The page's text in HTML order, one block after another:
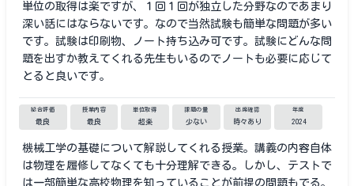
単位の取得は楽ですが、１回１回が独立した分野なのであまり
深い話にはならないです。なので当然試験も簡単な問題が多い
です。試験は印刷物、ノート持ち込み可です。試験にどんな問
題を出すか教えてくれる先生もいるのでノートも必要に応じて
とると良いです。
総合評価
最良
授業内容
最良
単位取得
超楽
課題の量
少ない
出席確認
時々あり
年度
2024
機械工学の基礎について解説してくれる授業。講義の内容自体
は物理を履修してなくても十分理解できる。しかし、テストで
は一部簡単な高校物理を知っていることが前提の問題もでる。